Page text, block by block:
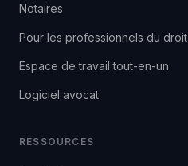
Notaires
Pour les professionnels du droit
Espace de travail tout-en-un
Logiciel avocat
RESSOURCES